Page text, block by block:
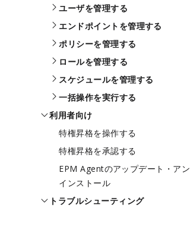
ユーザを管理する
エンドポイントを管理する
ポリシーを管理する
ロールを管理する
スケジュールを管理する
一括操作を実行する
利用者向け
特権昇格を操作する
特権昇格を承認する
EPM Agentのアップデート・アン
インストール
トラブルシューティング